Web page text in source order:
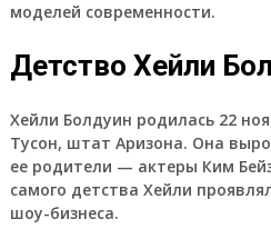
моделей современности.
Детство Хейли
Хейли Болдуин родилась 22
Тусон, штат Аризона. Она
ее родители — актеры Ким
самого детства Хейли
шоу-бизнеса.